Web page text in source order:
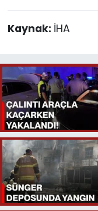
Kaynak: İHA